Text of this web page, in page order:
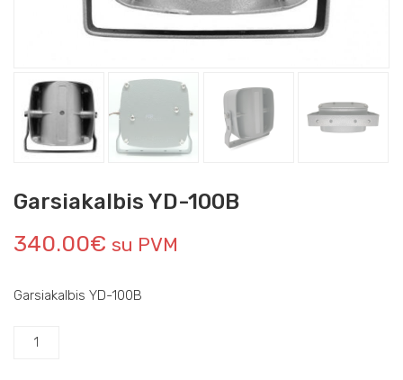
Garsiakalbis YD-100B
340.00€ su PVM
Garsiakalbis YD-100B